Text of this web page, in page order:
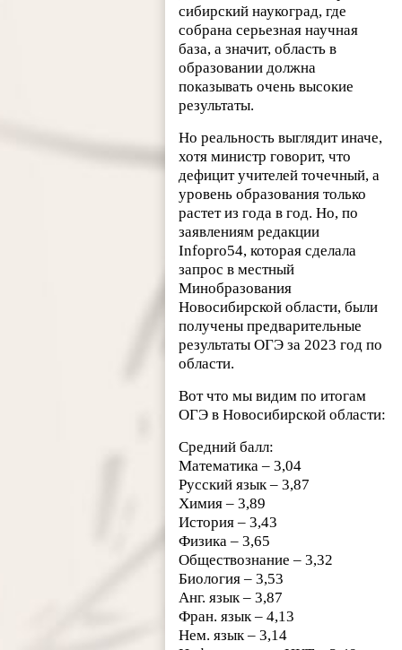
сибирский наукоград, где
собрана серьезная научная
база, а значит, область в
образовании должна
показывать очень высокие
результаты.
Но реальность выглядит иначе,
хотя министр говорит, что
дефицит учителей точечный, а
уровень образования только
растет из года в год. Но, по
заявлениям редакции
Infopro54, которая сделала
запрос в местный
Минобразования
Новосибирской области, были
получены предварительные
результаты ОГЭ за 2023 год по
области.
Вот что мы видим по итогам
ОГЭ в Новосибирской области:
Средний балл:
Математика – 3,04
Русский язык – 3,87
Химия – 3,89
История – 3,43
Физика – 3,65
Обществознание – 3,32
Биология – 3,53
Анг. язык – 3,87
Фран. язык – 4,13
Нем. язык – 3,14